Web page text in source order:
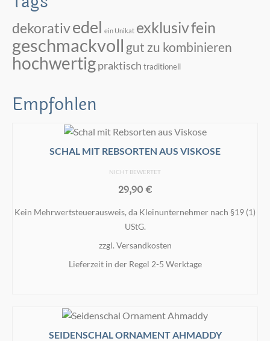
dekorativedel ein Unikat exklusivfein
geschmackvoll gut zu kombinieren
hochwertigpraktisch traditionell
Empfohlen
SCHAL MIT REBSORTEN AUS VISKOSE
NICHT BEWERTET
29,90€
Kein Mehrwertsteuerausweis, da Kleinunternehmer nach §19 (1)
UStG.
zzgl. Versandkosten
Lieferzeit in der Regel 2-5 Werktage
SEIDENSCHAL ORNAMENT AHMADDY